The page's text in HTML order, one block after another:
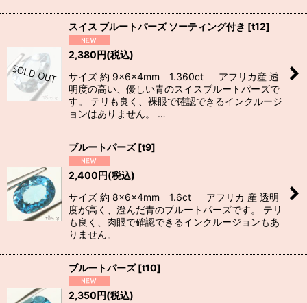
スイス ブルートパーズ ソーティング付き [t12]
2,380円(税込)
サイズ 約 9×6×4mm 1.360ct アフリカ産 透
明度の高い、優しい青のスイスブルートパーズで
す。 テリも良く、裸眼で確認できるインクルージ
ョンはありません。 …
ブルートパーズ[t9]
2,400円(税込)
サイズ 約 8×6×4mm 1.6ct アフリカ 産 透明
度が高く、澄んだ青のブルートパーズです。 テリ
も良く、肉眼で確認できるインクルージョンもあ
りません。
ブルートパーズ[t10]
2,350円(税込)